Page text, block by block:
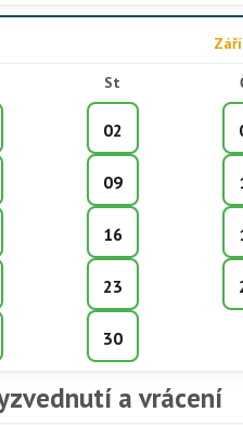
St
02
09
16
23
30
a vrácení